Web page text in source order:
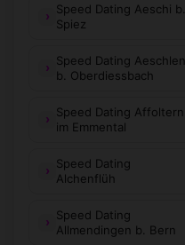
Speed Dating Aeschi b.
Spiez
Speed Dating Aeschlen
b. Oberdiessbach
Speed Dating Affoltern
im Emmental
Speed Dating
Alchenflüh
Speed Dating
Allmendingen b. Bern